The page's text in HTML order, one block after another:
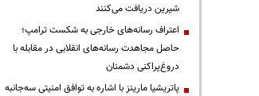
شیرین دریافت می‌کنند
اعتراف رسانه‌های خارجی به شکست ترامپ؛
حاصل مجاهدت رسانه‌های انقلابی در مقابله با
دروغ‌پراکنی دشمنان
پاتریشیا مارینز با اشاره به توافق امنیتی سه‌جانبه